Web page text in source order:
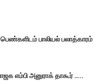
பாலியல் பலாத்காரம்
எம்பி அனுராக் தாகூர் …..